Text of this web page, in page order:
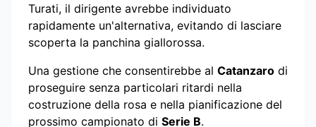
Turati, il dirigente avrebbe individuato
rapidamente un'alternativa, evitando di lasciare
scoperta la panchina giallorossa.
Una gestione che consentirebbe al Catanzaro di
proseguire senza particolari ritardi nella
costruzione della rosa e nella pianificazione del
prossimo campionato di Serie B.